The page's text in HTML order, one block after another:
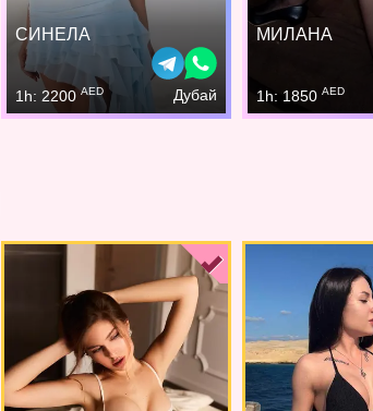
СИНЕЛА
1h: 2200AED Дубай
МИЛАНА
1h: 1850 AED